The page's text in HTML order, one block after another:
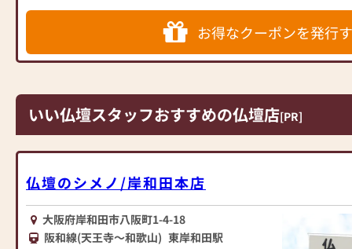
約100基のお仏壇を取り揃えており、リビングル
ームにマッチするモダン仏壇から、材質や伝統工
芸にこだわった国産の高級品まで、あらゆるお客
様のご要望にもお応えできる様品揃え致しており
ご満足いただけるお仏壇をご提案するための経験
豊富なアドバイザーが丁寧にご案内させていただ
きます。
待ち致しております。
【店舗情報】
閣雲堂 豊中店
◎主な取扱商品 仏壇、仏具、位牌、念珠、線
香、ローソク、香炉、掛軸、墓参用品、お盆用
お得なクーポンを発行
いい仏壇スタッフおすすめの仏壇店[PR]
仏壇のシメノ/岸和田本店
大阪府岸和田市八阪町1-4-18
阪和線(天王寺～和歌山) 東岸和田駅